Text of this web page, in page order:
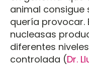
animal consigue
quería provocar.
nucleasas
diferentes
controlada (Dr.